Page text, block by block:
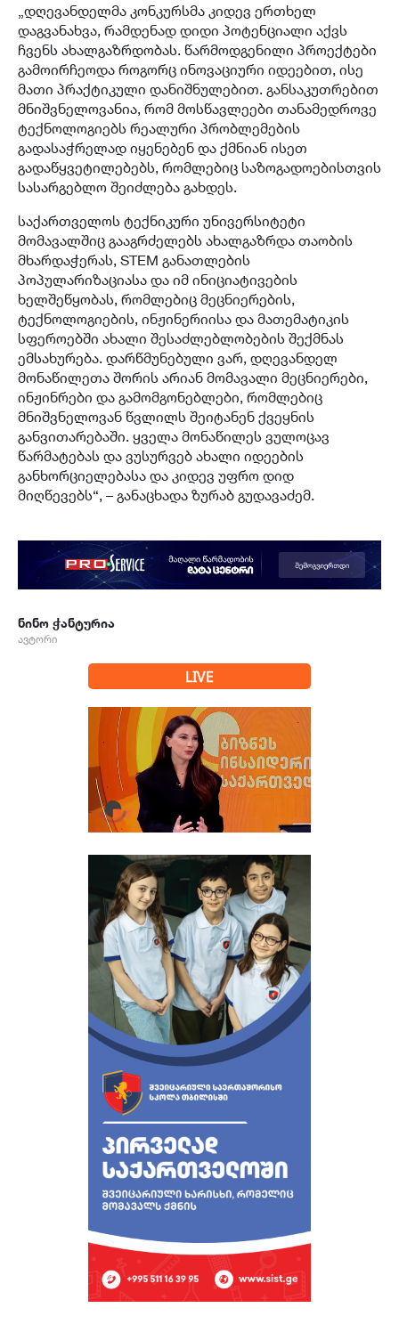
„დღევანდელმა კონკურსმა კიდევ ერთხელ
დაგვანახვა, რამდენად დიდი პოტენციალი აქვს
ჩვენს ახალგაზრდობას. წარმოდგენილი პროექტები
გამოირჩეოდა როგორც ინოვაციური იდეებით, ისე
მათი პრაქტიკული დანიშნულებით. განსაკუთრებით
მნიშვნელოვანია, რომ მოსწავლეები თანამედროვე
ტექნოლოგიებს რეალური პრობლემების
გადასაჭრელად იყენებენ და ქმნიან ისეთ
გადაწყვეტილებებს, რომლებიც საზოგადოებისთვის
სასარგებლო შეიძლება გახდეს.
საქართველოს ტექნიკური უნივერსიტეტი
მომავალშიც გააგრძელებს ახალგაზრდა თაობის
მხარდაჭერას, STEM განათლების
პოპულარიზაციასა და იმ ინიციატივების
ხელშეწყობას, რომლებიც მეცნიერების,
ტექნოლოგიების, ინჟინერიისა და მათემატიკის
სფეროებში ახალი შესაძლებლობების შექმნას
ემსახურება. დარწმუნებული ვარ, დღევანდელ
მონაწილეთა შორის არიან მომავალი მეცნიერები,
ინჟინრები და გამომგონებლები, რომლებიც
მნიშვნელოვან წვლილს შეიტანენ ქვეყნის
განვითარებაში. ყველა მონაწილეს ვულოცავ
წარმატებას და ვუსურვებ ახალი იდეების
განხორციელებასა და კიდევ უფრო დიდ
მიღწევებს“, – განაცხადა ზურაბ გუდავაძემ.
ნინო ჭანტურია
ავტორი
LIVE